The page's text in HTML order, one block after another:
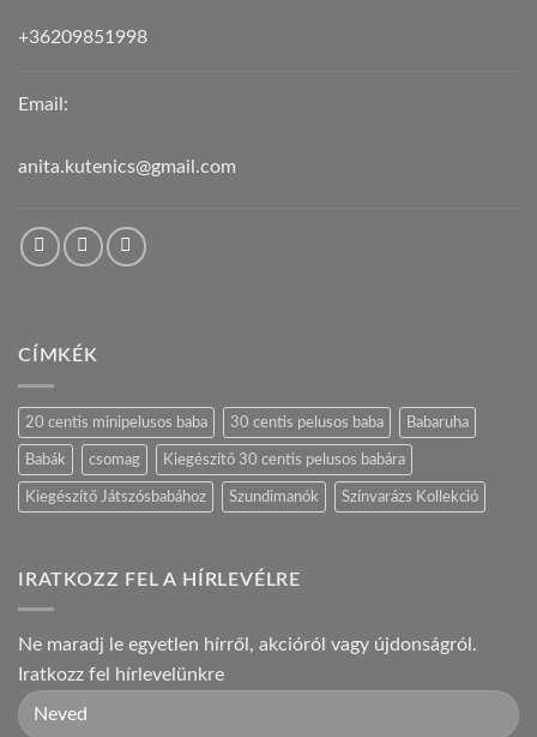
+36209851998
Email:
anita.kutenics@gmail.com
CÍMKÉK
20 centis minipelusos baba 30 centis pelusos baba Babaruha
Babák csomag Kiegészítő 30 centis pelusos babára
Kiegészítő Játszósbabához Szundimanók Színvarázs Kollekció
IRATKOZZ FEL A HÍRLEVÉLRE
Ne maradj le egyetlen hírről, akcióról vagy újdonságról.
Iratkozz fel hírlevelünkre